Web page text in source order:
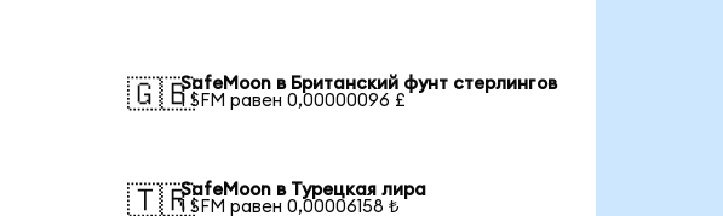
🇬🇧SafeMoon в Британский фунт стерлингов
1 SFM равен 0,00000096 £
🇹🇷SafeMoon в Турецкая лира
1 SFM равен 0,00006158 ₺